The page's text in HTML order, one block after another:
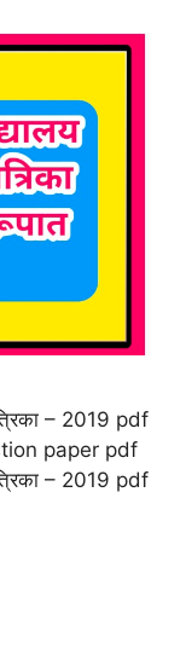
– 2019 pdf
paper pdf
– 2019 pdf